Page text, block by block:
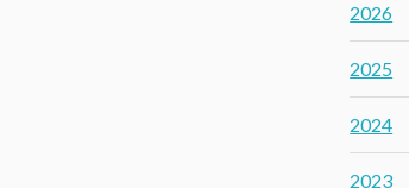
2026
2025
2024
2023